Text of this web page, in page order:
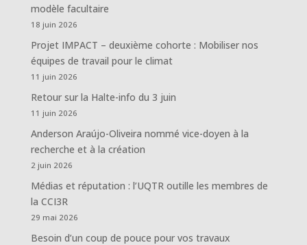
modèle facultaire
18 juin 2026
Projet IMPACT – deuxième cohorte : Mobiliser nos
équipes de travail pour le climat
11 juin 2026
Retour sur la Halte-info du 3 juin
11 juin 2026
Anderson Araújo-Oliveira nommé vice-doyen à la
recherche et à la création
2 juin 2026
Médias et réputation : l’UQTR outille les membres de
la CCI3R
29 mai 2026
Besoin d’un coup de pouce pour vos travaux